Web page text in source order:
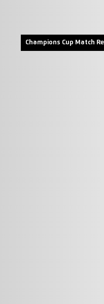
Champions Cup Match